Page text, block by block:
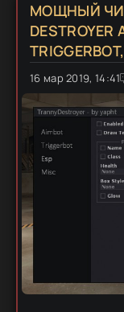
МОЩНЫЙ ЧИТ
DESTROYER
16 мар 2019, 14:41
1 2 3 4 5